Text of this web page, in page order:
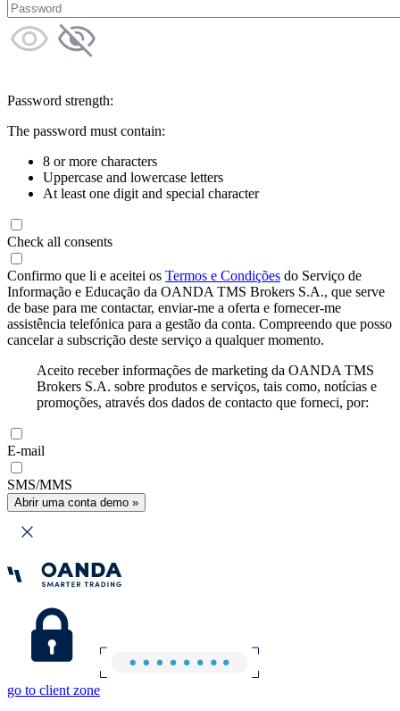
Password strength:
The password must contain:
8 or more characters
Uppercase and lowercase letters
At least one digit and special character
Check all consents
Confirmo que li e aceitei os Termos e Condições do Serviço de
Informação e Educação da OANDA TMS Brokers S.A., que serve
de base para me contactar, enviar-me a oferta e fornecer-me
assistência telefónica para a gestão da conta. Compreendo que posso
cancelar a subscrição deste serviço a qualquer momento.
Aceito receber informações de marketing da OANDA TMS
Brokers S.A. sobre produtos e serviços, tais como, notícias e
promoções, através dos dados de contacto que forneci, por:
E-mail
SMS/MMS
Abrir uma conta demo »
go to client zone